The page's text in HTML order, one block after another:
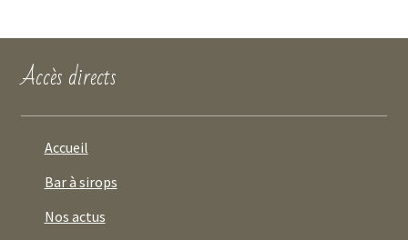
Accès directs
Accueil
Bar à sirops
Nos actus